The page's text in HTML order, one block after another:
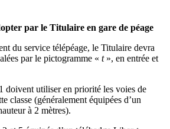
par le Titulaire en gare de péage
du service télépéage, le Titulaire devra
par le pictogramme « t », en entrée et
doivent utiliser en priorité les voies de
classe (généralement équipées d’un
à 2 mètres).